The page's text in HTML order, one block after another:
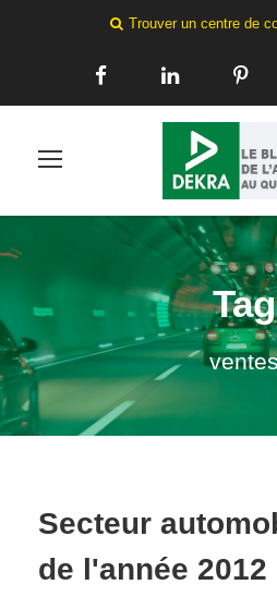
Trouver un centre de
Tag
Secteur
de l'année 2012